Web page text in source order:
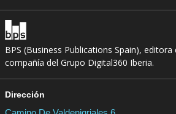
BPS (Business Publications Spain),
compañía del Grupo Digital360 Iberia.
Dirección